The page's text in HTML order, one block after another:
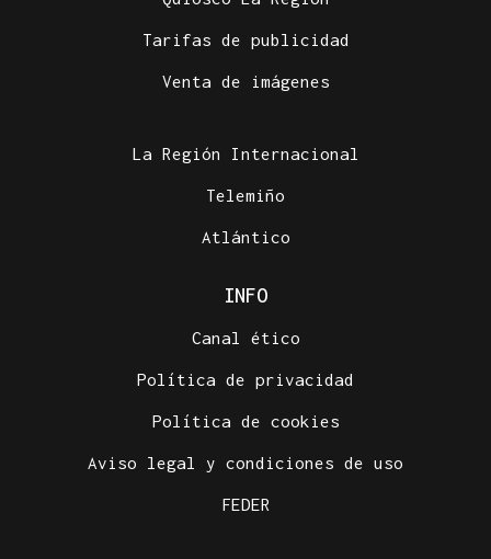
Tarifas de publicidad
Venta de imágenes
La Región Internacional
Telemiño
Atlántico
INFO
Canal ético
Política de privacidad
Política de cookies
Aviso legal y condiciones de uso
FEDER